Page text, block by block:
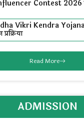
Contest 2026
Vikri Kendra
Read More
ADMISSION